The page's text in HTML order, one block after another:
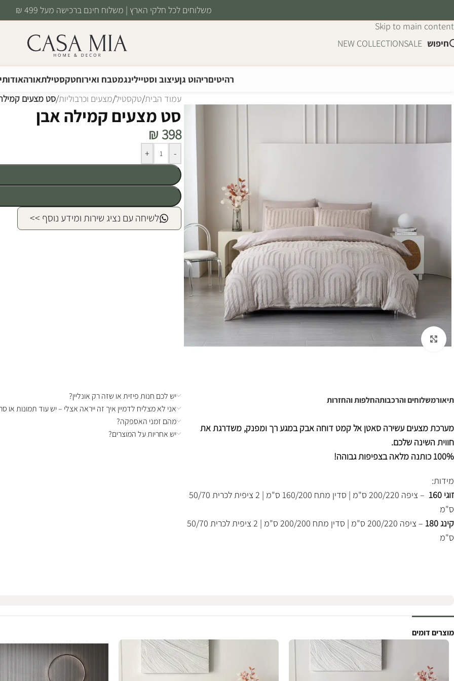
Skip to main content
משלוחים לכל חלקי הארץ | משלוח חינם ברכישה מעל 499 ₪
חיפוש SALE
NEW COLLECTION
רהיטיםריהוט גןעיצוב וסטיילינגמטבח ואירוחטקסטילתאורה
עמוד הבית/טקסטיל/מצעים וכרבוליות/סט מצעים
סט מצעים קמילה אבן
₪398
-
+Alternative:
לשיחה עם נציג שירות ומידע נוסף >>
תיאורמשלוחים והרכבותהחלפות והחזרות
מערכת מצעים עשירה סאטן אל קמט דוחה אבק במגע רך ומפנק, משדרגת את
חווית השינה שלכם.
100% כותנה מלאה בצפיפות גבוהה!
מידות:
זוגי 160
– ציפה 200/220 ס"מ | סדין מתח 160/200 ס"מ | 2 ציפית לכרית 50/70
ס"מ
קינג 180
– ציפה 200/220 ס"מ | סדין מתח 200/200 ס"מ | 2 ציפית לכרית 50/70
ס"מ
יש לכם חנות פיזית או שזה רק אונליין?
אני לא מצליח לדמיין איך זה ייראה אצלי – יש עוד תמונות או
מהם זמני האספקה?
יש אחריות על המוצרים?
מוצרים דומים